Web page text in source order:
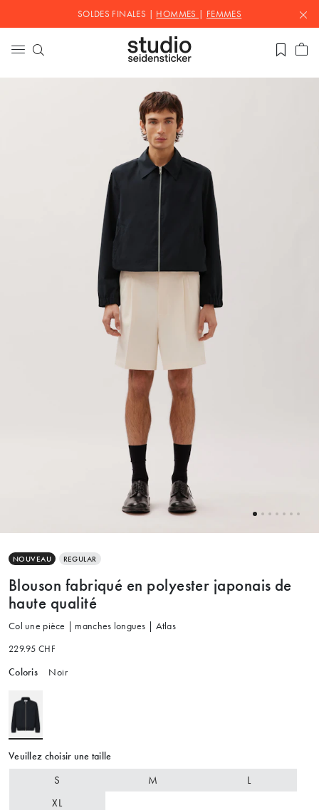
SOLDES FINALES | HOMMES FEMMES
NOUVEAU REGULAR
Blouson fabriqué en polyester japonais de
haute qualité
Col une pièce | manches longues | Atlas
229.95 CHF
Coloris Noir
Veuillez choisir une taille
S M
L
XL